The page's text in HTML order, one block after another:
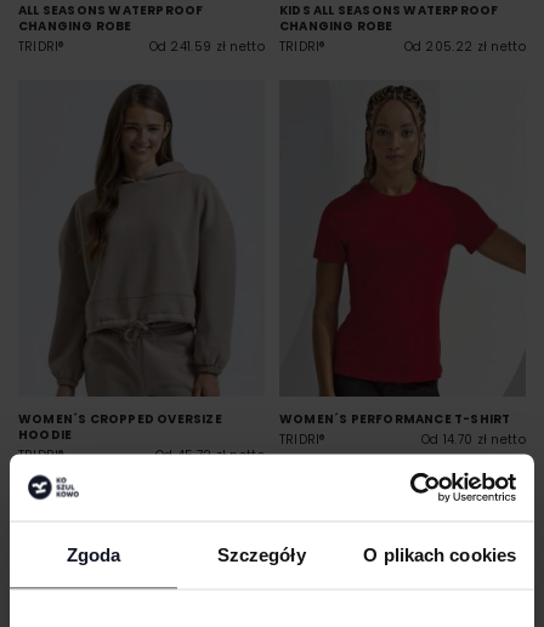
Zgoda Szczegóły O plikach cookies
ALL SEASONS WATERPROOF
CHANGING ROBE
TRIDRI®
Od 241.59 zł netto
KIDS ALL SEASONS WATERPROOF
CHANGING ROBE
TRIDRI®
Od 205.22 zł netto
WOMEN´S CROPPED OVERSIZE
HOODIE
TRIDRI®
Od 45.72 zł netto
WOMEN´S PERFORMANCE T-SHIRT
TRIDRI®
Od 14.70 zł netto